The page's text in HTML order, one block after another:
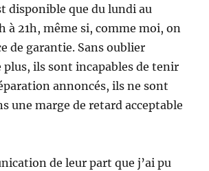
disponible que du lundi au
à 21h, même si, comme moi, on
de garantie. Sans oublier
plus, ils sont incapables de tenir
annoncés, ils ne sont
une marge de retard acceptable
de leur part que j’ai pu